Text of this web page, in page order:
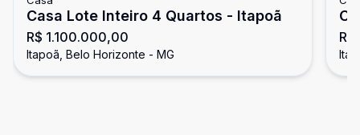
Casa Lote Inteiro 4 Quartos - Itapoã
R$ 1.100.000,00
Itapoã, Belo Horizonte - MG